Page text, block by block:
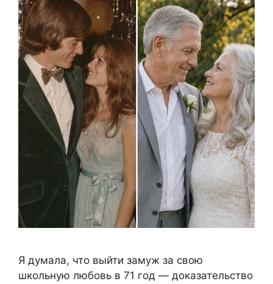
Я думала, что выйти замуж за свою
школьную любовь в 71 год — доказательство